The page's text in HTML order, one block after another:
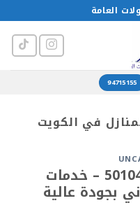
العامة
94715155
في الكويت
مقاول ترميمات 50104455 – خدمات
بجودة عالية